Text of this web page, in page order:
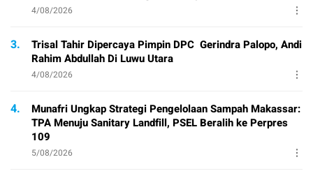
4/08/2026
3.
Trisal Tahir Dipercaya Pimpin DPC Gerindra Palopo, Andi
Rahim Abdullah Di Luwu Utara
4/08/2026
4.
Munafri Ungkap Strategi Pengelolaan Sampah Makassar:
TPA Menuju Sanitary Landfill, PSEL Beralih ke Perpres
109
5/08/2026